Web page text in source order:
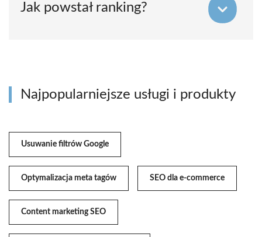
Jak powstał ranking?
Najpopularniejsze usługi i produkty
Usuwanie filtrów Google
Optymalizacja meta tagów SEO dla e-commerce
Content marketing SEO